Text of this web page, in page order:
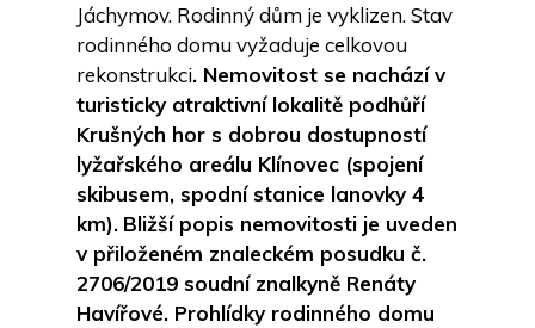
Jáchymov. Rodinný dům je vyklizen. Stav
rodinného domu vyžaduje celkovou
rekonstrukci. Nemovitost se nachází v
turisticky atraktivní lokalitě podhůří
Krušných hor s dobrou dostupností
lyžařského areálu Klínovec (spojení
skibusem, spodní stanice lanovky 4
km). Bližší popis nemovitosti je uveden
v přiloženém znaleckém posudku č.
2706/2019 soudní znalkyně Renáty
Havířové. Prohlídky rodinného domu